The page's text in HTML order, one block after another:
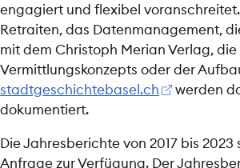
engagiert und flexibel
Retraiten, das Datenmanagement,
mit dem Christoph Merian Verlag,
Vermittlungskonzepts oder der
stadtgeschichtebasel.ch
werden
dokumentiert.
Die Jahresberichte von 2017 bis
Anfrage zur Verfügung. Der